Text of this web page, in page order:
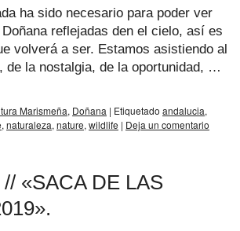
ha sido necesario para poder ver
reflejadas den el cielo, así es
volverá a ser. Estamos asistiendo al
de la nostalgia, de la oportunidad, …
Marismeña, Doñana | Etiquetado andalucia,
, naturaleza, nature, wildlife | Deja un comentario
«SACA DE LAS